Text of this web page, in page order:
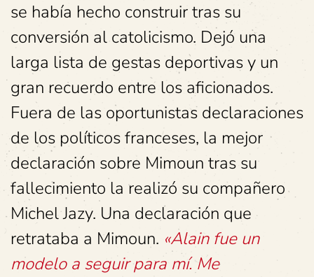
se había hecho construir tras su
conversión al catolicismo. Dejó una
larga lista de gestas deportivas y un
gran recuerdo entre los aficionados.
Fuera de las oportunistas declaraciones
de los políticos franceses, la mejor
declaración sobre Mimoun tras su
fallecimiento la realizó su compañero
Michel Jazy. Una declaración que
retrataba a Mimoun. «Alain fue un
modelo a seguir para mí. Me